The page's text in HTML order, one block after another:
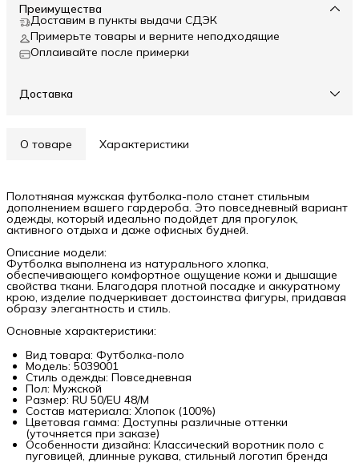
Преимущества
Доставим в пункты выдачи СДЭК
Примерьте товары и верните неподходящие
Оплаивайте после примерки
Доставка
О товаре Характеристики
Полотняная мужская футболка-поло станет стильным
дополнением вашего гардероба. Это повседневный вариант
одежды, который идеально подойдет для прогулок,
активного отдыха и даже офисных будней.
Описание модели:
Футболка выполнена из натурального хлопка,
обеспечивающего комфортное ощущение кожи и дышащие
свойства ткани. Благодаря плотной посадке и аккуратному
крою, изделие подчеркивает достоинства фигуры, придавая
образу элегантность и стиль.
Основные характеристики:
Вид товара: Футболка-поло
Модель: 5039001
Стиль одежды: Повседневная
Пол: Мужской
Размер: RU 50/EU 48/M
Состав материала: Хлопок (100%)
Цветовая гамма: Доступны различные оттенки
(уточняется при заказе)
Особенности дизайна: Классический воротник поло с
пуговицей, длинные рукава, стильный логотип бренда